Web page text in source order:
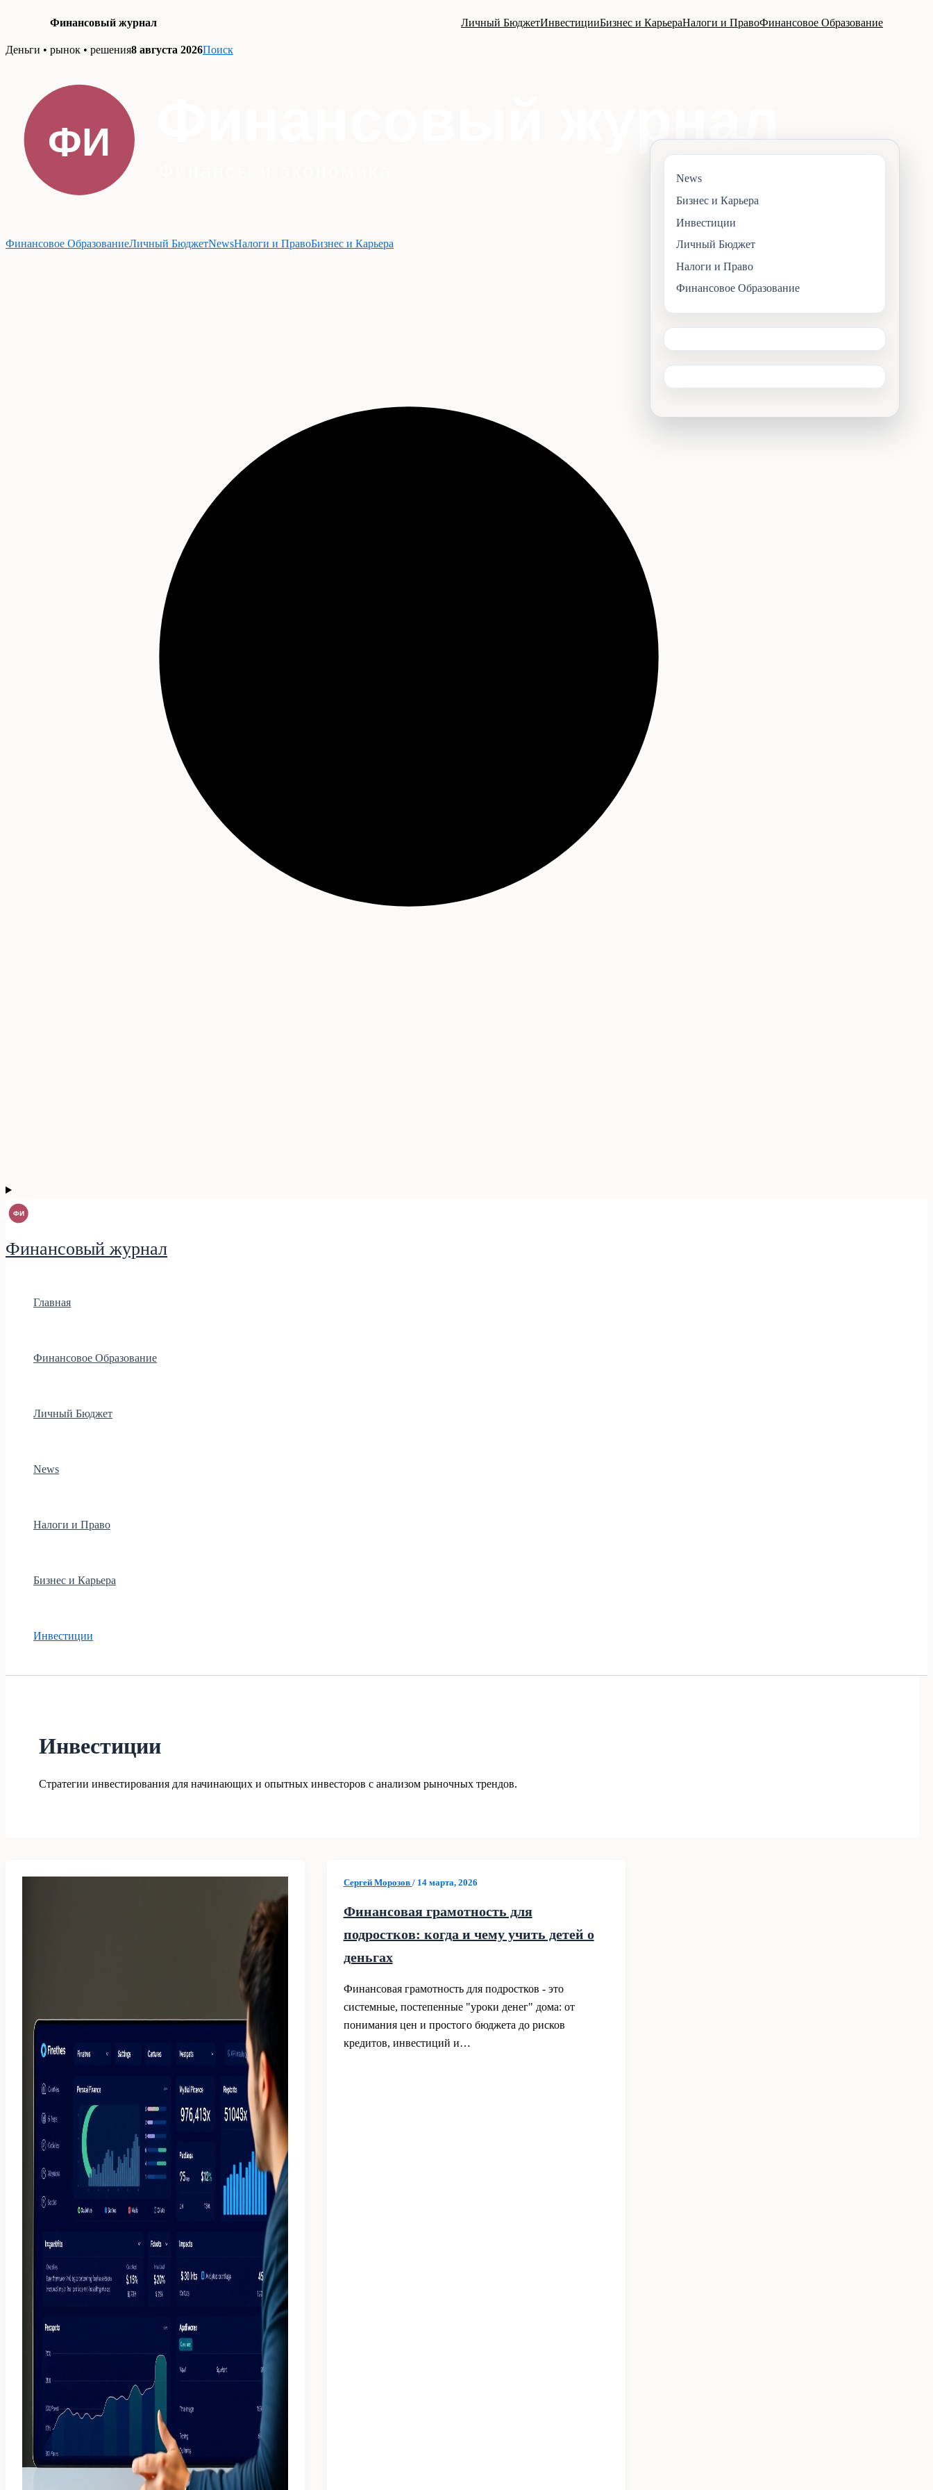
Финансовый журнал Личный БюджетИнвестицииБизнес и КарьераНалоги и ПравоФинансовое Образование
Skip
Деньги • рынок • решения8 августа 2026Поиск
Финансовое ОбразованиеЛичный БюджетNewsНалоги и ПравоБизнес и Карьера
Финансовый журнал
Главная
Финансовое Образование
Личный Бюджет
News
Налоги и Право
Бизнес и Карьера
Инвестиции
Инвестиции
Стратегии инвестирования для начинающих и опытных инвесторов с анализом рыночных трендов.
Сергей Морозов / 14 марта, 2026
Финансовая грамотность для
подростков: когда и чему учить детей о
деньгах
Финансовая грамотность для подростков - это
системные, постепенные "уроки денег" дома: от
понимания цен и простого бюджета до рисков
кредитов, инвестиций и…
News
Бизнес и Карьера
Инвестиции
Личный Бюджет
Налоги и Право
Финансовое Образование